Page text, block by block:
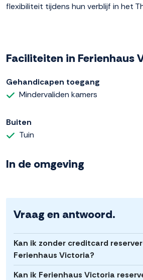
flexibiliteit tijdens hun verblijf in het
Faciliteiten in Ferienhaus
Gehandicapen toegang
Mindervaliden kamers
Buiten
Tuin
In de omgeving
Vraag en antwoord.
Kan ik zonder creditcard
Ferienhaus Victoria?
Kan ik Ferienhaus Victoria